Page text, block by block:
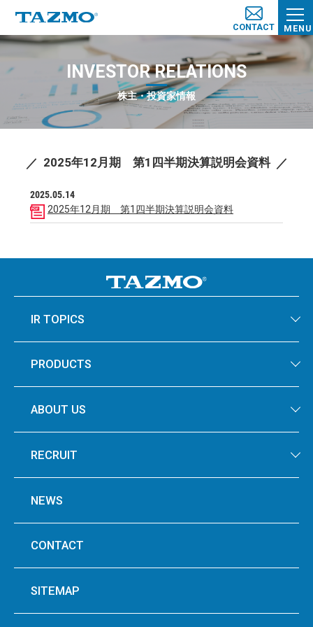
MENU
CONTACT
INVESTOR RELATIONS
株主・投資家情報
2025年12月期 第1四半期決算説明会資料
2025.05.14
2025年12月期 第1四半期決算説明会資料
IR TOPICS
PRODUCTS
ABOUT US
RECRUIT
NEWS
CONTACT
SITEMAP